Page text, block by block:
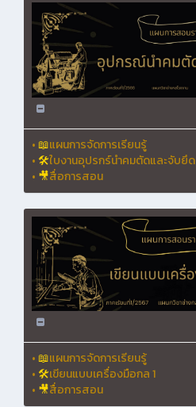
• 📖แผนการจัดการเรียนรู้
• 🛠ใบงานอุปรกร์นำคมตัดและจับยึด
• 🎥สื่อการสอน
• 📖แผนการจัดการเรียนรู้
• 🛠เขียนแบบเครื่องมือกล 1
• 🎥สื่อการสอน